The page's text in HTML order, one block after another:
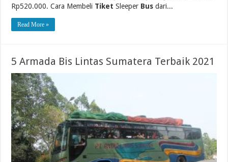
Rp520.000. Cara Membeli Tiket Sleeper Bus dari...
Read More »
5 Armada Bis Lintas Sumatera Terbaik 2021